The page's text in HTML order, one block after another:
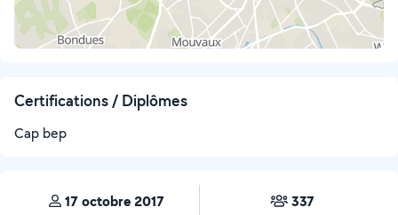
Certifications / Diplômes
Cap bep
17 octobre 2017 337